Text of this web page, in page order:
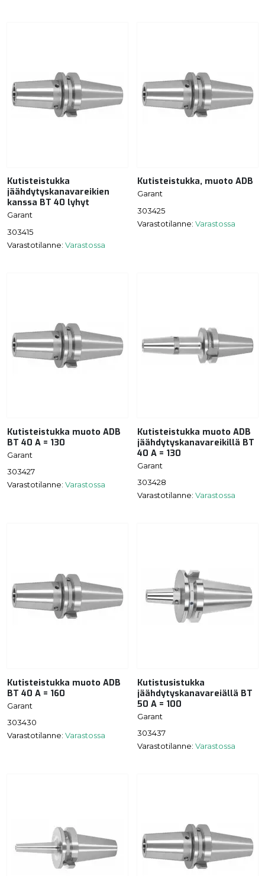
Kutisteistukka
jäähdytyskanavareikien
kanssa BT 40 lyhyt
Garant
303415
Varastotilanne: Varastossa
Kutisteistukka, muoto ADB
Garant
303425
Varastotilanne: Varastossa
Kutisteistukka muoto ADB
BT 40 A = 130
Garant
303427
Varastotilanne: Varastossa
Kutisteistukka muoto ADB
jäähdytyskanavareikillä BT
40 A = 130
Garant
303428
Varastotilanne: Varastossa
Kutisteistukka muoto ADB
BT 40 A = 160
Garant
303430
Varastotilanne: Varastossa
Kutistusistukka
jäähdytyskanavareiällä BT
50 A = 100
Garant
303437
Varastotilanne: Varastossa